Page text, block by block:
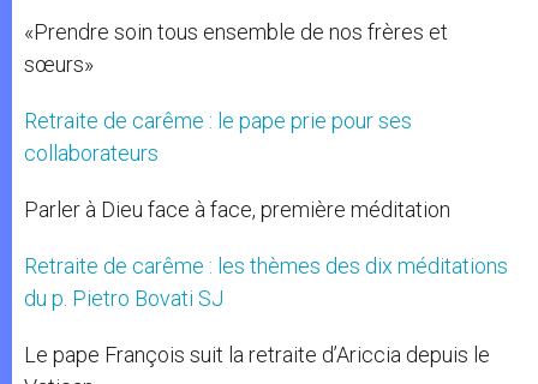
«Prendre soin tous ensemble de nos frères et
sœurs»
Retraite de carême : le pape prie pour ses
collaborateurs
Parler à Dieu face à face, première méditation
Retraite de carême : les thèmes des dix méditations
du p. Pietro Bovati SJ
Le pape François suit la retraite d’Ariccia depuis le